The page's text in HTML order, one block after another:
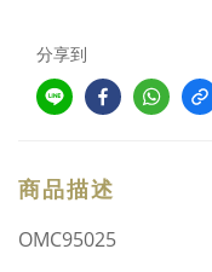
分享到
商品描述
OMC95025